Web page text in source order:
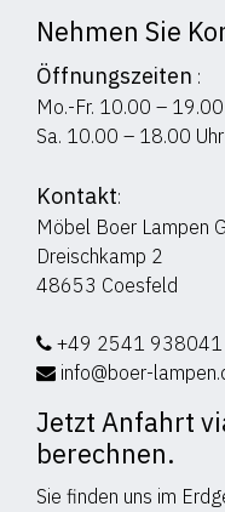
Nehmen Sie
Öffnungszeiten :
Mo.-Fr. 10.00 –
Sa. 10.00 – 18.00 Uhr
Kontakt:
Möbel Boer Lampen
Dreischkamp 2
48653 Coesfeld
+49 2541 938041
info@boer-
Jetzt Anfahrt
berechnen.
Sie finden uns im